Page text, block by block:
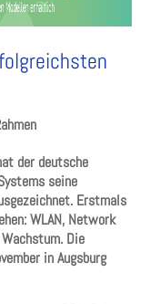
der deutsche
seine
Erstmals
WLAN, Network
Die
in Augsburg